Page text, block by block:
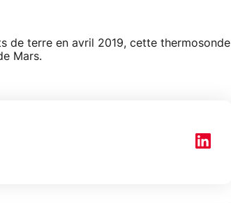
de terre en avril 2019, cette thermosonde
Mars.